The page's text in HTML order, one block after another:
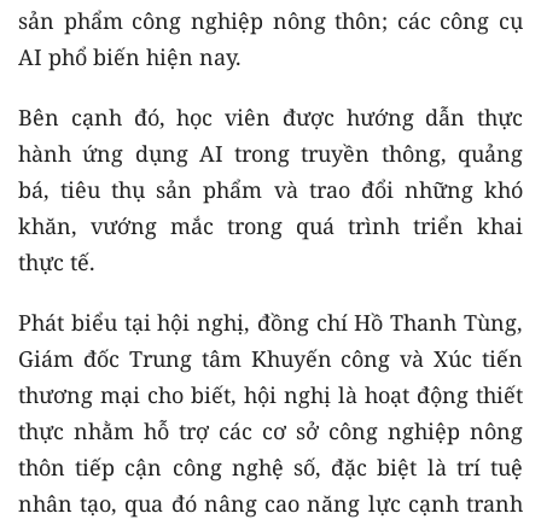
sản phẩm công nghiệp nông thôn; các công cụ
AI phổ biến hiện nay.
Bên cạnh đó, học viên được hướng dẫn thực
hành ứng dụng AI trong truyền thông, quảng
bá, tiêu thụ sản phẩm và trao đổi những khó
khăn, vướng mắc trong quá trình triển khai
thực tế.
Phát biểu tại hội nghị, đồng chí Hồ Thanh Tùng,
Giám đốc Trung tâm Khuyến công và Xúc tiến
thương mại cho biết, hội nghị là hoạt động thiết
thực nhằm hỗ trợ các cơ sở công nghiệp nông
thôn tiếp cận công nghệ số, đặc biệt là trí tuệ
nhân tạo, qua đó nâng cao năng lực cạnh tranh